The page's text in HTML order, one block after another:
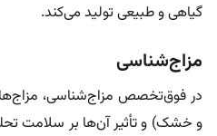
گیاهی و طبیعی تولید می‌کند.
مزاج‌شناسی
در فوق‌تخصص مزاج‌شناسی،
و خشک) و تأثیر آن‌ها بر سلامت